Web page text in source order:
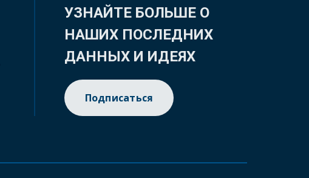
УЗНАЙТЕ БОЛЬШЕ О
НАШИХ ПОСЛЕДНИХ
ДАННЫХ И ИДЕЯХ
Подписаться